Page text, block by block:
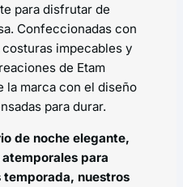
para disfrutar de
Confeccionadas con
impecables y
de Etam
la marca con el diseño
para durar.
de noche elegante,
para
nuestros